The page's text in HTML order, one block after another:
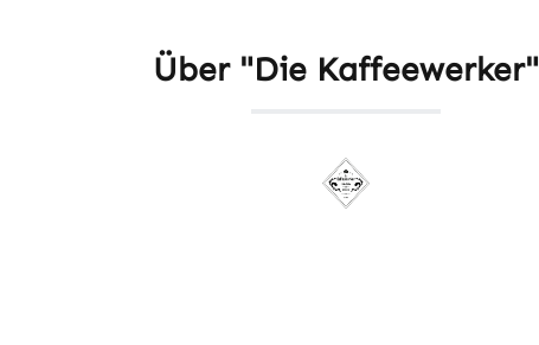
Über "Die Kaffeewerker"